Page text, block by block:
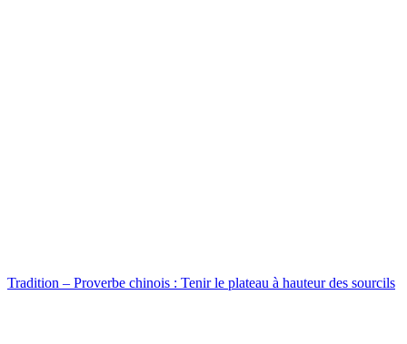
Tradition – Proverbe chinois : Tenir le plateau à hauteur des sourcils